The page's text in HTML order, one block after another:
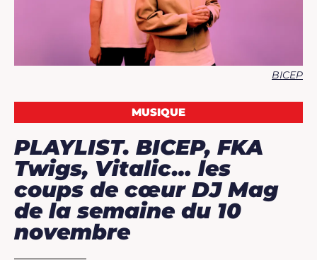
BICEP
MUSIQUE
PLAYLIST. BICEP, FKA
Twigs, Vitalic… les
coups de cœur DJ Mag
de la semaine du 10
novembre